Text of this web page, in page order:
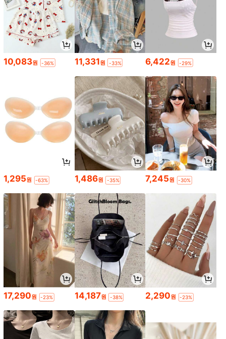
10,083원 -36% 11,331원 -33% 6,422원 -29%
1,295원 -63% 1,486원 -35% 7,245원 -30%
17,290원 -23% 14,187원 -38% 2,290원 -23%